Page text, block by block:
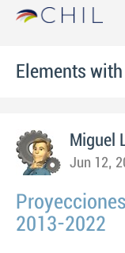
Elements
Miguel
Jun 12,
2013-2022